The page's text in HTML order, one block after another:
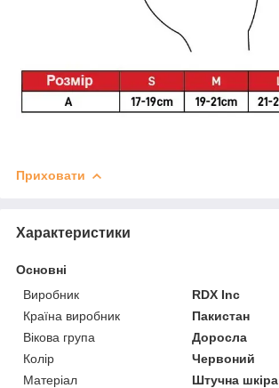
Приховати
Характеристики
Основні
Виробник
RDX Inc
Країна виробник
Пакистан
Вікова група
Доросла
Колір
Червоний
Матеріал
Штучна шкіра